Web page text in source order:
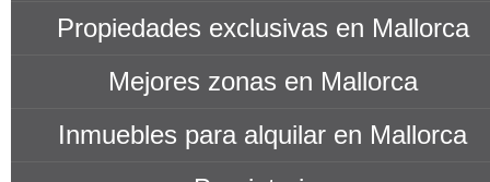
Propiedades exclusivas en Mallorca
Mejores zonas en Mallorca
Inmuebles para alquilar en Mallorca